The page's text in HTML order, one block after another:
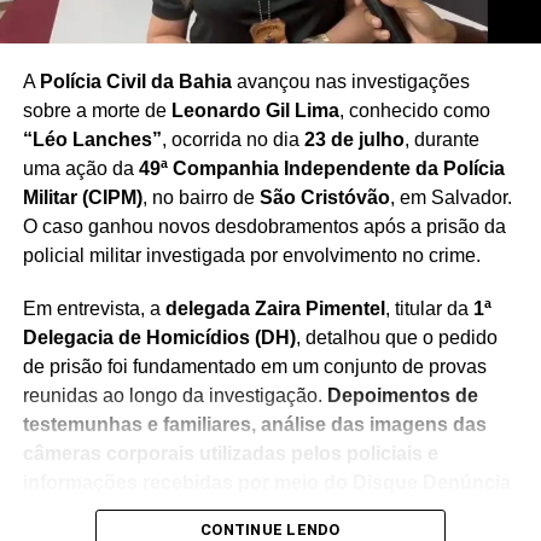
Redação Saiba+
A Polícia Civil da Bahiaavançou nas investigações
sobre a morte de Leonardo Gil Lima, conhecido como
“Léo Lanches”, ocorrida no dia 23 de julho, durante
uma ação da 49ª Companhia Independente da Polícia
Militar (CIPM), no bairro de São Cristóvão, em Salvador.
O caso ganhou novos desdobramentos após a prisão da
policial militar investigada por envolvimento no crime.
Em entrevista, a delegada Zaira Pimentel , titular da 1ª
Delegacia de Homicídios (DH), detalhou que o pedido
de prisão foi fundamentado em um conjunto de provas
reunidas ao longo da investigação. Depoimentos de
testemunhas e familiares, análise das imagens das
câmeras corporais utilizadas pelos policiais e
foram considerados fundamentais para a elucidação
CONTINUE LENDO